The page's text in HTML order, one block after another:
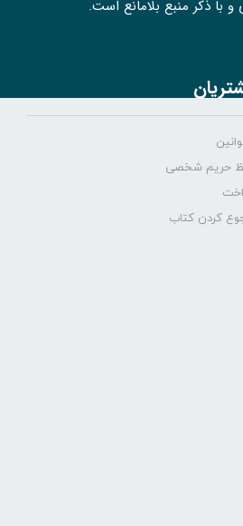
با ذکر منبع بلامانع است.
حریم شخصی
کردن کتاب